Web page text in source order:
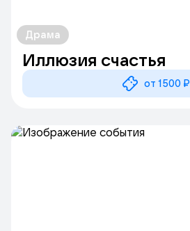
Драма
Иллюзия счастья
от 1500 ₽